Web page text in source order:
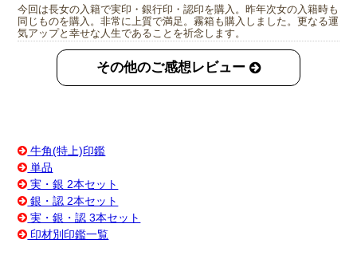
今回は長女の入籍で実印・銀行印・認印を購入。昨年次女の入籍時も
同じものを購入。非常に上質で満足。霧箱も購入しました。更なる運
気アップと幸せな人生であることを祈念します。
その他のご感想レビュー
牛角(特上)印鑑
単品
実・銀 2本セット
銀・認 2本セット
実・銀・認 3本セット
印材別印鑑一覧